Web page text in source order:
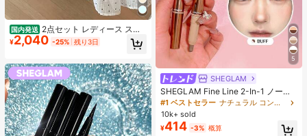
国内発送 2点セット レディース スイ
ートスタイル 水玉模様 メッシュ フ
リル パフスリーブ クロップトップ
ップス 半袖 ドット柄 ショート丈 透
け感 シースルー ガーリー 大人可愛
い フェミニン 春夏
¥2,040 -25% 残り3日
5
SHEGLAM
SHEGLAM Fine Line 2-In-1 ノーズ
コンター&ハイライトペン-Buff ノー
ズシャドウ シェーディング 女性と女
の子のためのブランドビューティー
コスメメイクアップ
#1 ベストセラー
ナチュラル コントゥア＆ブロンザー
10k+ sold
¥414 -3% 概算